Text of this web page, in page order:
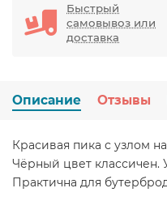
Быстрый
самовывоз или
доставка
Описание Отзывы
Красивая пика с узлом
Чёрный цвет классичен.
Практична для